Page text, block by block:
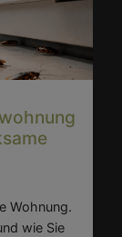
Wohnung.
wie Sie